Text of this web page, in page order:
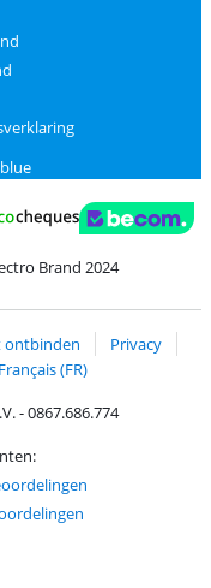
PayPal
Brand 2024
ontbinden
Privacy
Français (FR)
- 0867.686.774